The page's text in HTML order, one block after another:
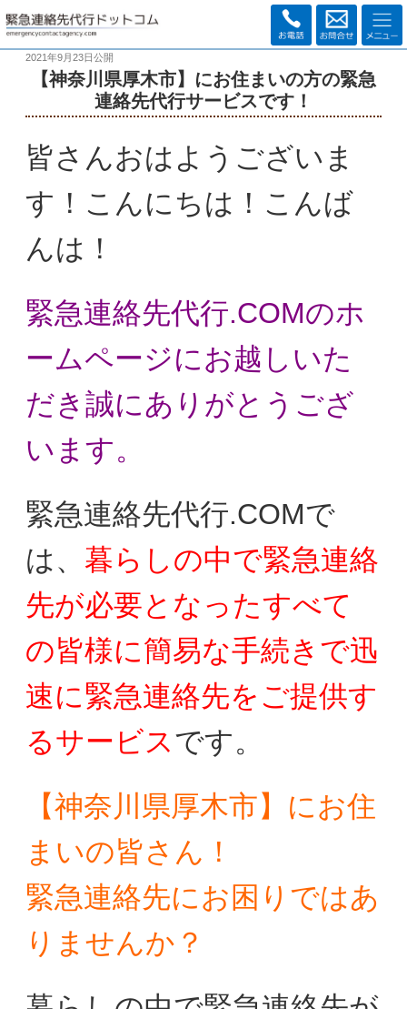
2021年9月23日公開
【神奈川県厚木市】にお住まいの方の緊急
連絡先代行サービスです！
皆さんおはようございま
す！こんにちは！こんば
んは！
緊急連絡先代行.COMのホ
ームページにお越しいた
だき 誠にありがとうござ
います。
緊急連絡先代行.COMで
は、 暮らしの中で緊急連絡
先が必要となったすべて
の皆様に簡易な手続きで迅
速に緊急連絡先をご提供す
るサービスです。
【神奈川県厚木市】にお住
まいの皆さん！
緊急連絡先にお困りではあ
りませんか？